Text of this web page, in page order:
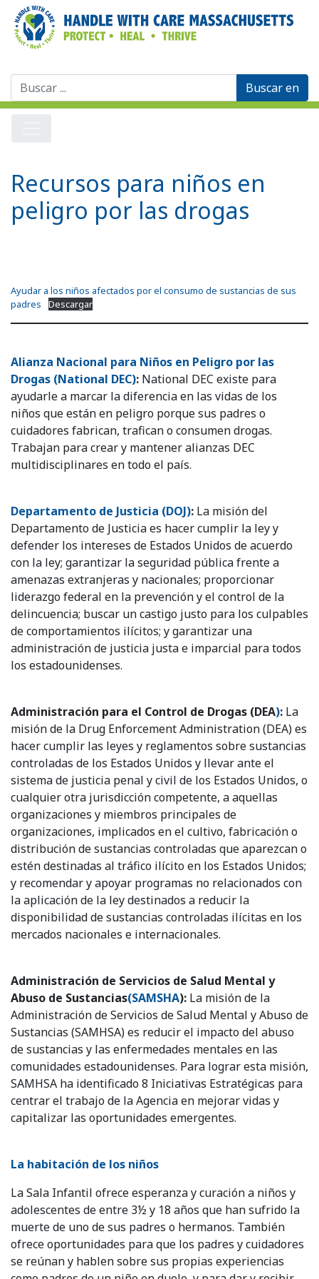
Buscar:
Recursos para niños en
peligro por las drogas
Ayudar a los niños afectados por el consumo de sustancias de sus
padres
Descargar
Alianza Nacional para Niños en Peligro por las
Drogas (National DEC): National DEC existe para
ayudarle a marcar la diferencia en las vidas de los
niños que están en peligro porque sus padres o
cuidadores fabrican, trafican o consumen drogas.
Trabajan para crear y mantener alianzas DEC
multidisciplinares en todo el país.
Departamento de Justicia (DOJ): La misión del
Departamento de Justicia es hacer cumplir la ley y
defender los intereses de Estados Unidos de acuerdo
con la ley; garantizar la seguridad pública frente a
amenazas extranjeras y nacionales; proporcionar
liderazgo federal en la prevención y el control de la
delincuencia; buscar un castigo justo para los culpables
de comportamientos ilícitos; y garantizar una
administración de justicia justa e imparcial para todos
los estadounidenses.
Administración para el Control de Drogas (DEA): La
misión de la Drug Enforcement Administration (DEA) es
hacer cumplir las leyes y reglamentos sobre sustancias
controladas de los Estados Unidos y llevar ante el
sistema de justicia penal y civil de los Estados Unidos, o
cualquier otra jurisdicción competente, a aquellas
organizaciones y miembros principales de
organizaciones, implicados en el cultivo, fabricación o
distribución de sustancias controladas que aparezcan o
estén destinadas al tráfico ilícito en los Estados Unidos;
y recomendar y apoyar programas no relacionados con
la aplicación de la ley destinados a reducir la
disponibilidad de sustancias controladas ilícitas en los
mercados nacionales e internacionales.
Administración de Servicios de Salud Mental y
Abuso de Sustancias(SAMSHA): La misión de la
Administración de Servicios de Salud Mental y Abuso de
Sustancias (SAMHSA) es reducir el impacto del abuso
de sustancias y las enfermedades mentales en las
comunidades estadounidenses. Para lograr esta misión,
SAMHSA ha identificado 8 Iniciativas Estratégicas para
centrar el trabajo de la Agencia en mejorar vidas y
capitalizar las oportunidades emergentes.
La habitación de los niños
La Sala Infantil ofrece esperanza y curación a niños y
adolescentes de entre 3½ y 18 años que han sufrido la
muerte de uno de sus padres o hermanos. También
ofrece oportunidades para que los padres y cuidadores
se reúnan y hablen sobre sus propias experiencias